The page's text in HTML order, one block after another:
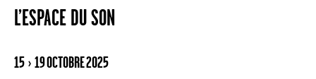
L’ESPACE DU SON
15 › 19 OCTOBRE 2025